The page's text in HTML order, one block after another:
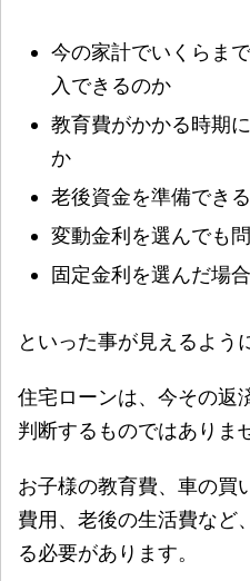
今の家計でいくらま
入できるのか
教育費がかかる時期
か
老後資金を準備でき
変動金利を選んでも
固定金利を選んだ場
といった事が見えるよう
住宅ローンは、今その返
判断するものではありま
お子様の教育費、車の買
費用、老後の生活費など
る必要があります。